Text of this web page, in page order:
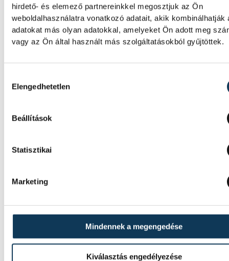
hirdető- és elemező partnereinkkel megosztjuk az Ön
weboldalhasználatra vonatkozó adatait, akik kombinálhatják
adatokat más olyan adatokkal, amelyeket Ön adott meg
vagy az Ön által használt más szolgáltatásokból gyűjtöttek.
Elengedhetetlen
Beállítások
Statisztikai
Marketing
Mindennek a megengedése
Kiválasztás engedélyezése